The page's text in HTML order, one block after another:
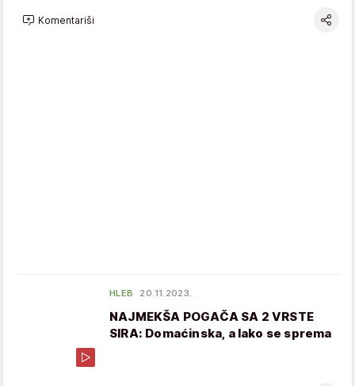
Komentariši
HLEB 20.11.2023.
NAJMEKŠA POGAČA SA 2 VRSTE
SIRA: Domaćinska, a lako se sprema